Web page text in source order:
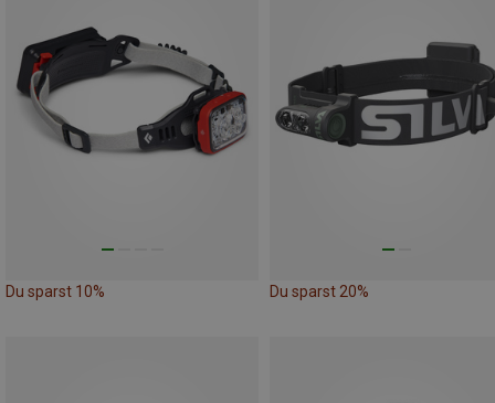
Du sparst 10% Du sparst 20%